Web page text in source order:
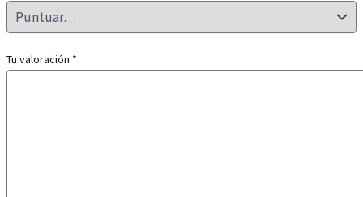
Tu valoración *